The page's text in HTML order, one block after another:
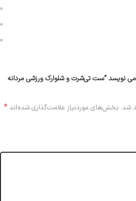
0
0
0
نویسد “ست تی‌شرت و شلوارک ورزشی مردانه
شد. بخش‌های موردنیاز علامت‌گذاری شده‌اند*